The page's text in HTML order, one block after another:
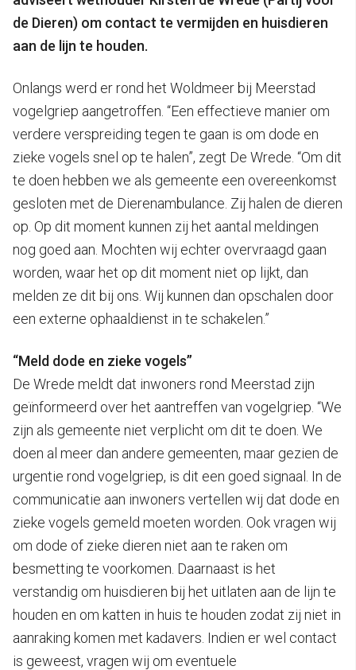
de Dieren) om contact te vermijden en huisdieren
aan de lijn te houden.
Onlangs werd er rond het Woldmeer bij Meerstad
vogelgriep aangetroffen. “Een effectieve manier om
verdere verspreiding tegen te gaan is om dode en
zieke vogels snel op te halen”, zegt De Wrede. “Om dit
te doen hebben we als gemeente een overeenkomst
gesloten met de Dierenambulance. Zij halen de dieren
op. Op dit moment kunnen zij het aantal meldingen
nog goed aan. Mochten wij echter overvraagd gaan
worden, waar het op dit moment niet op lijkt, dan
melden ze dit bij ons. Wij kunnen dan opschalen door
een externe ophaaldienst in te schakelen.”
“Meld dode en zieke vogels”
De Wrede meldt dat inwoners rond Meerstad zijn
geïnformeerd over het aantreffen van vogelgriep. “We
zijn als gemeente niet verplicht om dit te doen. We
doen al meer dan andere gemeenten, maar gezien de
urgentie rond vogelgriep, is dit een goed signaal. In de
communicatie aan inwoners vertellen wij dat dode en
zieke vogels gemeld moeten worden. Ook vragen wij
om dode of zieke dieren niet aan te raken om
besmetting te voorkomen. Daarnaast is het
verstandig om huisdieren bij het uitlaten aan de lijn te
houden en om katten in huis te houden zodat zij niet in
aanraking komen met kadavers. Indien er wel contact
is geweest, vragen wij om eventuele